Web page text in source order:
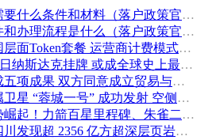
中山市户口迁入需要什么条件和材料（落户政策官方解读）
洛阳户口迁入条件和办理流程是什么（落户政策官方问答汇总）
中国电信推出全国层面Token套餐 运营商计费模式从”流量”迈向”算力”
SpaceX计划6月12日纳斯达克挂牌 或成全球史上最大规模IPO
中美经贸磋商达成五项成果 双方同意成立贸易与投资双理事会
成都首颗城市专属卫星 “蓉城一号” 成功发射 空侧直转模式同步落地 双重大突破助力国际门户枢纽建设
中国商业航天强势崛起！力箭百星里程碑、朱雀二号改进型发射成功
重大能源突破！四川发现超 2356 亿方超深层页岩气田，保障国家能源安全